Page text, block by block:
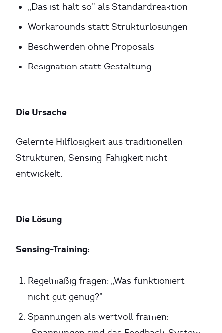
„Das ist halt so” als Standardreaktion
Workarounds statt Strukturlösungen
Beschwerden ohne Proposals
Resignation statt Gestaltung
Die Ursache
Gelernte Hilflosigkeit aus traditionellen
Strukturen, Sensing-Fähigkeit nicht
entwickelt.
Die Lösung
Sensing-Training:
Regelmäßig fragen: „Was funktioniert
nicht gut genug?”
Spannungen als wertvoll framen: